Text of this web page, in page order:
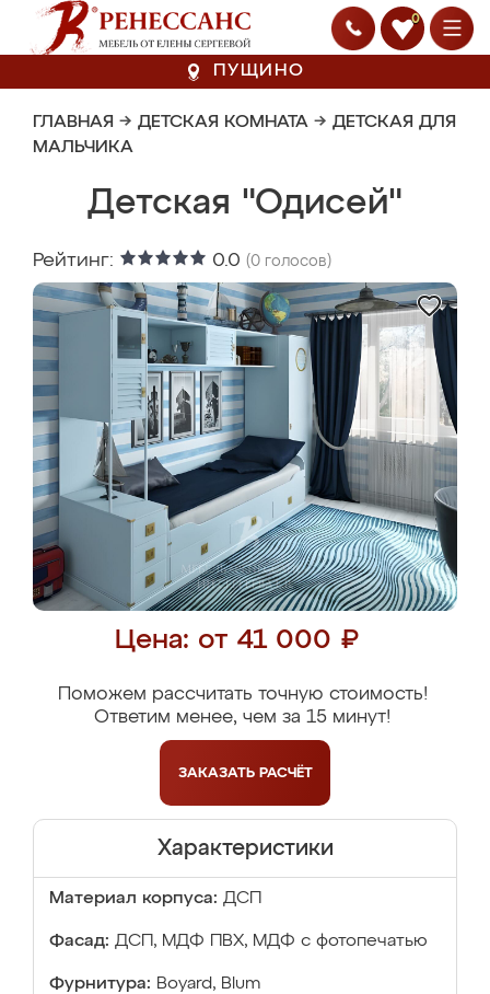
0
ПУЩИНО
ГЛАВНАЯ → ДЕТСКАЯ КОМНАТА → ДЕТСКАЯ ДЛЯ
МАЛЬЧИКА
Детская "Одисей"
Рейтинг: 0.0 (0 голосов)
Цена: от 41 000 ₽
Поможем рассчитать точную стоимость!
Ответим менее, чем за 15 минут!
ЗАКАЗАТЬ РАСЧЁТ
Характеристики
Материал корпуса: ДСП
Фасад: ДСП, МДФ ПВХ, МДФ с фотопечатью
Фурнитура: Boyard, Blum